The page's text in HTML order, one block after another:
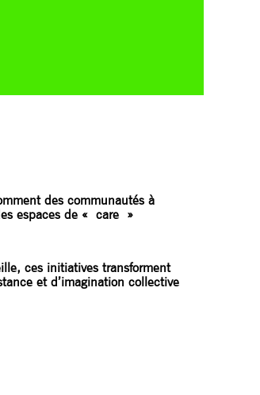
des communautés à
espaces de « care »
ces initiatives transforment
et d’imagination collective